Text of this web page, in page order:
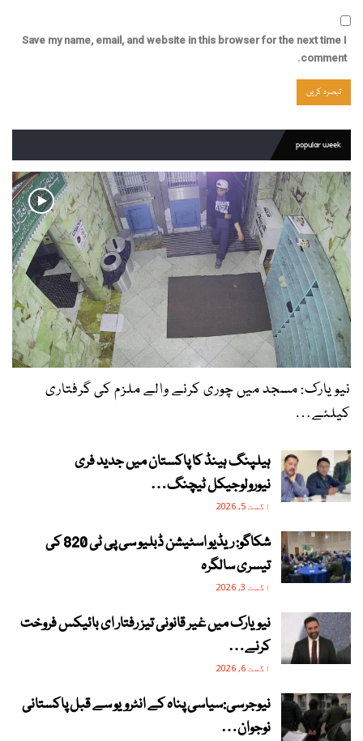
Save my name, email, and website in this browser for the next time I
comment.
popular week
نیویارک: مسجد میں چوری کرنے والے ملزم کی گرفتاری
کیلئے…
ہیلپنگ ہینڈ کا پاکستان میں جدید فری
نیورولوجیکل ٹیچنگ…
اگست 5, 2026
شکاگو: ریڈیو اسٹیشن ڈبلیو سی پی ٹی 820 کی
تیسری سالگرہ
اگست 3, 2026
نیویارک میں غیر قانونی تیز رفتار ای بائیکس فروخت
کرنے…
اگست 6, 2026
نیوجرسی:سیاسی پناہ کے انٹرویو سے قبل پاکستانی
نوجوان…